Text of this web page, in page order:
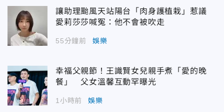
讓助理颱風天站陽台「肉身護植栽」惹議
愛莉莎莎喊冤：他不會被吹走
55分鐘前 娛樂
幸福父親節！王識賢女兒親手煮「愛的晚
餐」 父女溫馨互動罕曝光
1小時前 娛樂